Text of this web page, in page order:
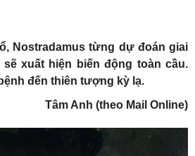
Nostradamus từng dự đoán giai
sẽ xuất hiện biến động toàn cầu.
đến thiên tượng kỳ lạ.
Tâm Anh (theo Mail Online)